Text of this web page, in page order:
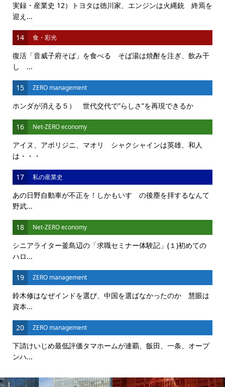
実録・産業史 12）トヨタは徳川家、エンジンは火縄銃 終焉を
迎え...
14 食・彩光
復活「音威子府そば」を食べる そば湯は焼酎を注ぎ、飲み干
し ...
15 ZERO management
ホンダが消える５） 世代交代で”らしさ”を再現できるか
16 Net-ZERO economy
アイヌ、アボリジニ、マオリ シャクシャインは英雄、和人
は・・・
17 私の産業史
あの日野自動車が不正を！しかもいすゞの後塵を拝するなんて
野武...
18 Net-ZERO economy
シニアライター釜島辺の「求職セミナー体験記」(１)初めての
ハロ...
19 ZERO management
鈴木修はなぜインドを選び、中国を選ばなかったのか 慧眼は
資本...
20 ZERO management
下請けいじめ最低評価タマホームが連覇、飯田、一条、オープ
ンハ...